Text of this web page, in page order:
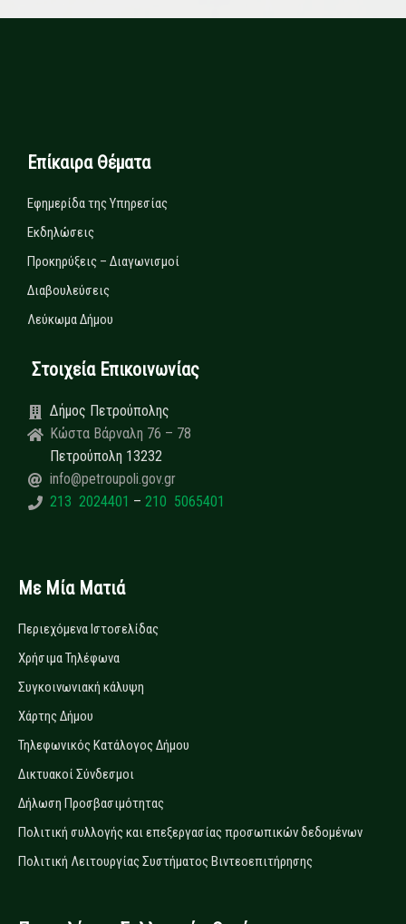
Επίκαιρα Θέματα
Εφημερίδα της Υπηρεσίας
Εκδηλώσεις
Προκηρύξεις – Διαγωνισμοί
Διαβουλεύσεις
Λεύκωμα Δήμου
Στοιχεία Επικοινωνίας
Δήμος Πετρούπολης
Κώστα Βάρναλη 76 – 78
Πετρούπολη 13232
info@petroupoli.gov.gr
213 2024401 – 210 5065401
Με Μία Ματιά
Περιεχόμενα Ιστοσελίδας
Χρήσιμα Τηλέφωνα
Συγκοινωνιακή κάλυψη
Χάρτης Δήμου
Τηλεφωνικός Κατάλογος Δήμου
Δικτυακοί Σύνδεσμοι
Δήλωση Προσβασιμότητας
Πολιτική συλλογής και επεξεργασίας προσωπικών δεδομένων
Πολιτική Λειτουργίας Συστήματος Βιντεοεπιτήρησης